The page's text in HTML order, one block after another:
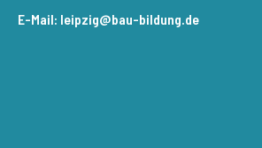
E-Mail: leipzig@bau-bildung.de